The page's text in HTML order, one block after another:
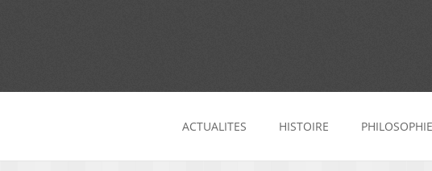
ACTUALITES HISTOIRE PHILOSOPHIE